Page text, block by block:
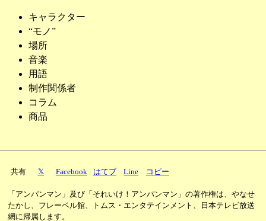
キャラクター
“モノ”
場所
音楽
用語
制作関係者
コラム
商品
共有 𝕏 Facebook はてブ Line コピー
「アンパンマン」及び「それいけ！アンパンマン」の著作権は、やなせ
たかし、フレーベル館、トムス・エンタテインメント、日本テレビ放送
網に帰属します。